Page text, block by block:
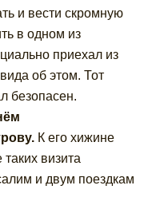
и вести скромную
в одном из
приехал из
об этом. Тот
безопасен.
К его хижине
визита
и двум поездкам